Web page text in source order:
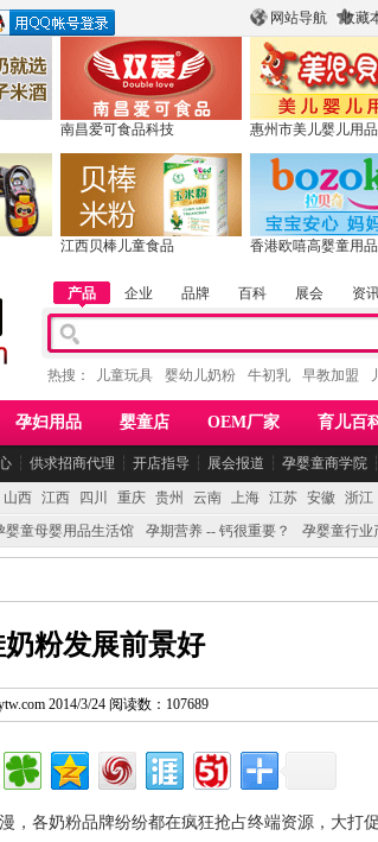
网站导航 收藏
南昌爱可食品科技 惠州市美儿婴儿用品
江西贝棒儿童食品 香港欧嘻高婴童用品
产品 企业 品牌 百科 展会 资
热搜： 儿童玩具 婴幼儿奶粉 牛初乳 早教加盟
孕妇用品 婴童店 OEM厂家 育儿百
┆ 供求招商代理 ┆ 开店指导 ┆ 展会报道 ┆ 孕婴童商学院 ┆
山西 江西 四川 重庆 贵州 云南 上海 江苏 安徽 浙江
婴童母婴用品生活馆 孕期营养 -- 钙很重要？ 孕婴童行业
粉发展前景好
2014/3/24 阅读数：107689
，各奶粉品牌纷纷都在疯狂抢占终端资源，大打促